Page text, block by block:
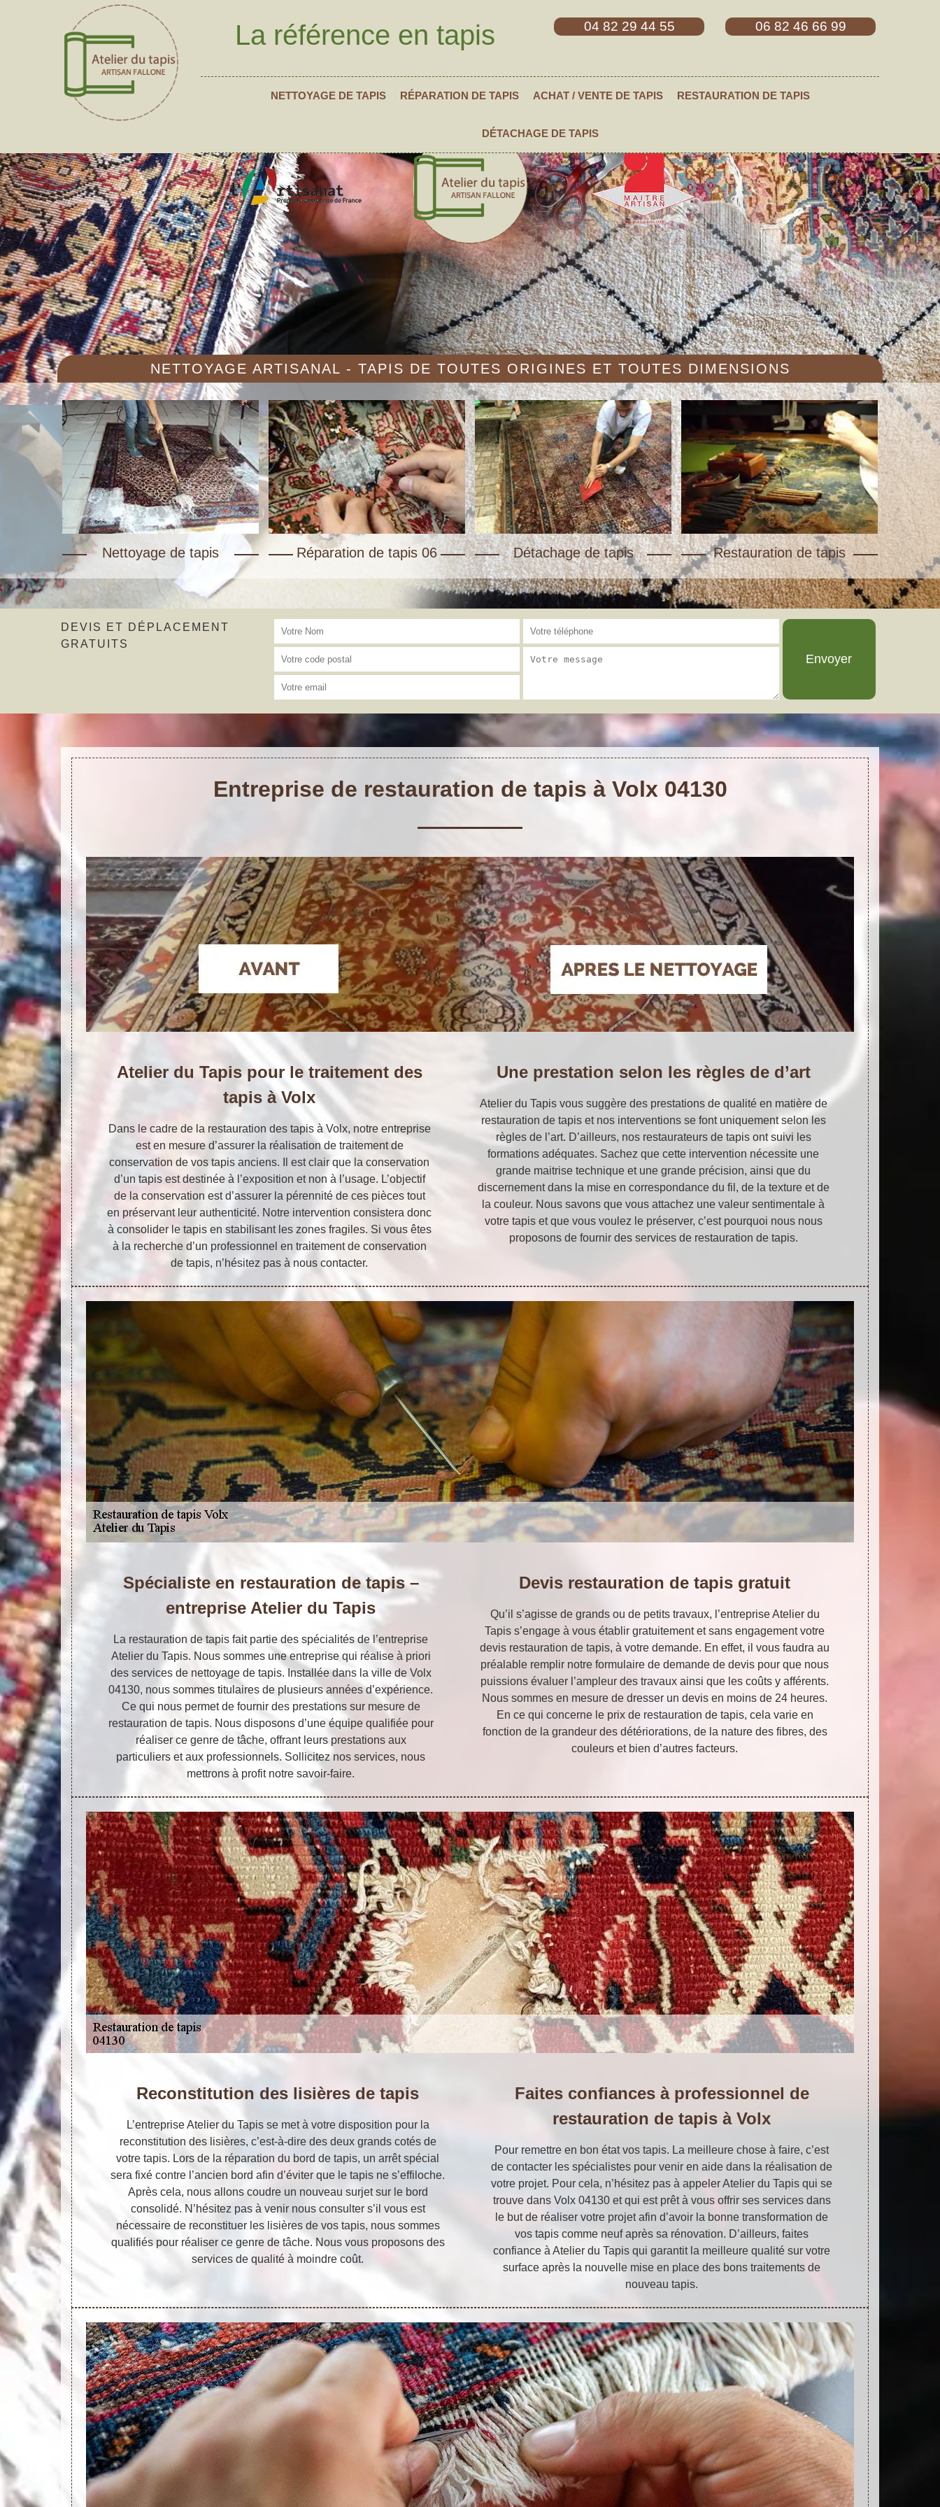
La référence en tapis 04 82 29 44 55 06 82 46 66 99
NETTOYAGE DE TAPIS RÉPARATION DE TAPIS ACHAT / VENTE DE TAPIS RESTAURATION DE TAPIS
DÉTACHAGE DE TAPIS
NETTOYAGE ARTISANAL - TAPIS DE TOUTES ORIGINES ET TOUTES DIMENSIONS
Nettoyage de tapis Réparation de tapis 06 Détachage de tapis Restauration de tapis
DEVIS ET DÉPLACEMENT
GRATUITS
Entreprise de restauration de tapis à Volx 04130
Atelier du Tapis pour le traitement des
tapis à Volx
Dans le cadre de la restauration des tapis à Volx, notre entreprise
est en mesure d’assurer la réalisation de traitement de
conservation de vos tapis anciens. Il est clair que la conservation
d’un tapis est destinée à l’exposition et non à l’usage. L’objectif
de la conservation est d’assurer la pérennité de ces pièces tout
en préservant leur authenticité. Notre intervention consistera donc
à consolider le tapis en stabilisant les zones fragiles. Si vous êtes
à la recherche d’un professionnel en traitement de conservation
de tapis, n’hésitez pas à nous contacter.
Une prestation selon les règles de d’art
Atelier du Tapis vous suggère des prestations de qualité en matière de
restauration de tapis et nos interventions se font uniquement selon les
règles de l’art. D’ailleurs, nos restaurateurs de tapis ont suivi les
formations adéquates. Sachez que cette intervention nécessite une
grande maitrise technique et une grande précision, ainsi que du
discernement dans la mise en correspondance du fil, de la texture et de
la couleur. Nous savons que vous attachez une valeur sentimentale à
votre tapis et que vous voulez le préserver, c’est pourquoi nous nous
proposons de fournir des services de restauration de tapis.
Spécialiste en restauration de tapis –
entreprise Atelier du Tapis
La restauration de tapis fait partie des spécialités de l’entreprise
Atelier du Tapis. Nous sommes une entreprise qui réalise à priori
des services de nettoyage de tapis. Installée dans la ville de Volx
04130, nous sommes titulaires de plusieurs années d’expérience.
Ce qui nous permet de fournir des prestations sur mesure de
restauration de tapis. Nous disposons d’une équipe qualifiée pour
réaliser ce genre de tâche, offrant leurs prestations aux
particuliers et aux professionnels. Sollicitez nos services, nous
mettrons à profit notre savoir-faire.
Devis restauration de tapis gratuit
Qu’il s’agisse de grands ou de petits travaux, l’entreprise Atelier du
Tapis s’engage à vous établir gratuitement et sans engagement votre
devis restauration de tapis, à votre demande. En effet, il vous faudra au
préalable remplir notre formulaire de demande de devis pour que nous
puissions évaluer l’ampleur des travaux ainsi que les coûts y afférents.
Nous sommes en mesure de dresser un devis en moins de 24 heures.
En ce qui concerne le prix de restauration de tapis, cela varie en
fonction de la grandeur des détériorations, de la nature des fibres, des
couleurs et bien d’autres facteurs.
Reconstitution des lisières de tapis
L’entreprise Atelier du Tapis se met à votre disposition pour la
reconstitution des lisières, c’est-à-dire des deux grands cotés de
votre tapis. Lors de la réparation du bord de tapis, un arrêt spécial
sera fixé contre l’ancien bord afin d’éviter que le tapis ne s’effiloche.
Après cela, nous allons coudre un nouveau surjet sur le bord
consolidé. N’hésitez pas à venir nous consulter s’il vous est
nécessaire de reconstituer les lisières de vos tapis, nous sommes
qualifiés pour réaliser ce genre de tâche. Nous vous proposons des
services de qualité à moindre coût.
Faites confiances à professionnel de
restauration de tapis à Volx
Pour remettre en bon état vos tapis. La meilleure chose à faire, c’est
de contacter les spécialistes pour venir en aide dans la réalisation de
votre projet. Pour cela, n’hésitez pas à appeler Atelier du Tapis qui se
trouve dans Volx 04130 et qui est prêt à vous offrir ses services dans
le but de réaliser votre projet afin d’avoir la bonne transformation de
vos tapis comme neuf après sa rénovation. D’ailleurs, faites
confiance à Atelier du Tapis qui garantit la meilleure qualité sur votre
surface après la nouvelle mise en place des bons traitements de
nouveau tapis.